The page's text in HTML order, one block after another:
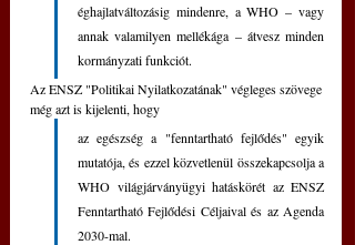
éghajlatváltozásig mindenre, a WHO – vagy
annak valamilyen mellékága – átvesz minden
kormányzati funkciót.
Az ENSZ "Politikai Nyilatkozatának" végleges szövege
még azt is kijelenti, hogy
az egészség a "fenntartható fejlődés" egyik
mutatója, és ezzel közvetlenül összekapcsolja a
WHO világjárványügyi hatáskörét az ENSZ
Fenntartható Fejlődési Céljaival és az Agenda
2030-mal.